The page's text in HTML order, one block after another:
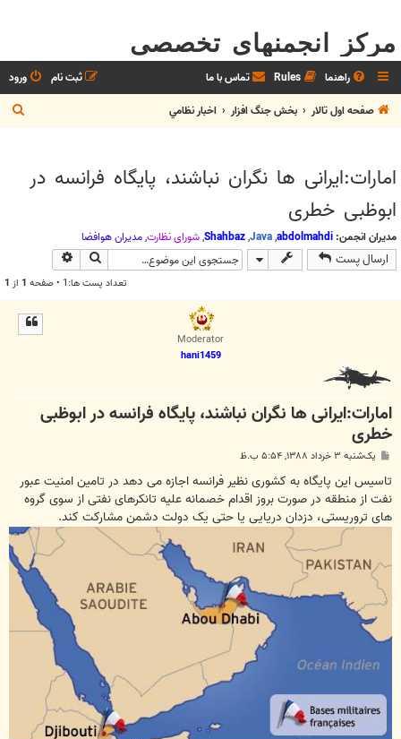
مرکز انجمنهای تخصصی
راهنما Rules تماس با ما ورود
ثبت نام
صفحه اول تالار
بخش جنگ افزار اخبار نظامي
س
امارات:ایرانی ها نگران نباشند، پایگاه فرانسه در
ابوظبی خطری
مدیران انجمن: abdolmahdi
,
Java
,
Shahbaz
,شوراي نظارت,مديران هوافضا
ارسال پست جستجو
تعداد پست ها:1 • صفحه 1 از 1
Moderator
hani1459
امارات:ایرانی ها نگران نباشند، پایگاه فرانسه در ابوظبی
خطری
ت
یک‌شنبه ۳ خرداد ۱۳۸۸, ۵:۵۴ ب.ظ
تاسیس این پایگاه به کشوری نظیر فرانسه اجازه می دهد در تامین امنیت عبور
نفت از منطقه در صورت بروز اقدام خصمانه علیه تانکرهای نفتی از سوی گروه
های تروریستی، دزدان دریایی یا حتی یک دولت دشمن مشارکت کند.